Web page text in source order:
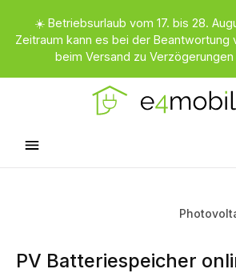
Zum Hauptinhalt springen
☀️ Betriebsurlaub vom 17. bis 28.
Zeitraum kann es bei der Beantwortung
beim Versand zu
PV Batteriespeicher